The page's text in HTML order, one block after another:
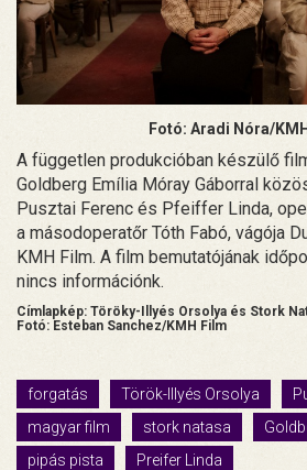
Fotó: Aradi Nóra/
A független produkcióban készülő
Goldberg Emília Móray Gáborral
Pusztai Ferenc és Pfeiffer Linda,
a másodoperatőr Tóth Fabó, vágója
KMH Film. A film bemutatójának
nincs információnk.
Címlapkép: Töröky-Illyés Orsolya és Stork
Fotó: Esteban Sanchez/KMH Film
forgatás Török-Illyés Orsolya
magyar film
stork natasa
pipás pista
Preifer Linda